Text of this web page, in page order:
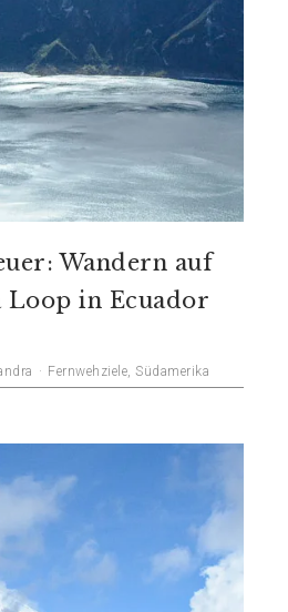
Wandern auf
in Ecuador
Fernwehziele ,Südamerika